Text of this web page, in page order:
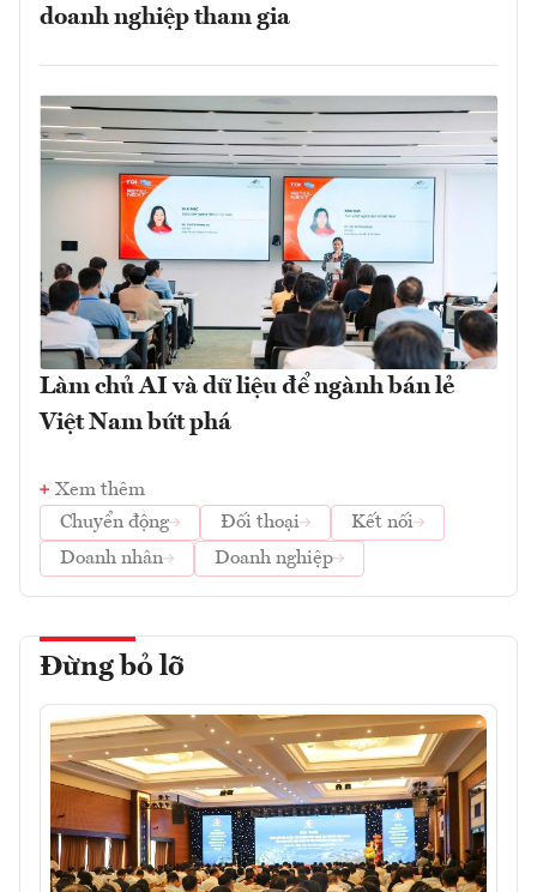
doanh nghiệp tham gia
Làm chủ AI và dữ liệu để ngành bán lẻ
Việt Nam bứt phá
Xem thêm
Chuyển động
Đối thoại
Kết nối
Doanh nhân
Doanh nghiệp
Đừng bỏ lỡ